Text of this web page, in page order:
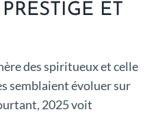
ET
des spiritueux et celle
semblaient évoluer sur
2025 voit